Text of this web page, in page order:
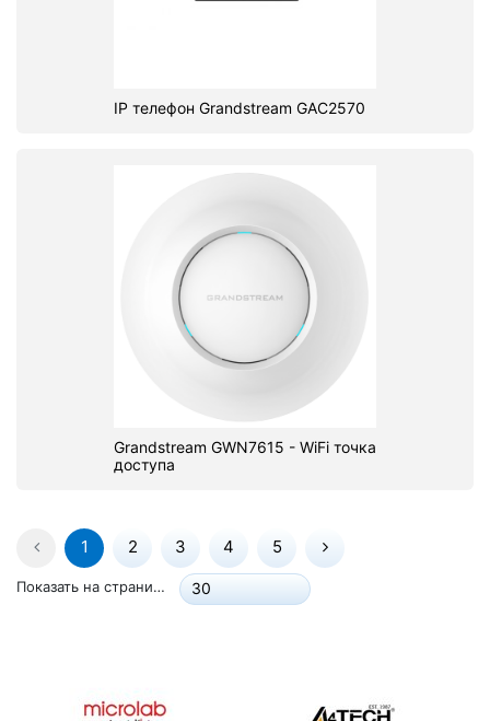
IP телефон Grandstream GAC2570
Grandstream GWN7615 - WiFi точка
доступа
1 2 3 4 5
Показать на странице: 30